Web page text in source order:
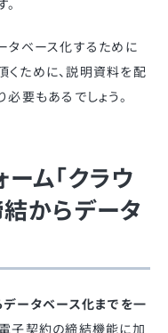
タベース化するために
ために、説明資料を配
要もあるでしょう。
ム「クラウ
結からデータ
データベース化までを一
電子契約の締結機能に加